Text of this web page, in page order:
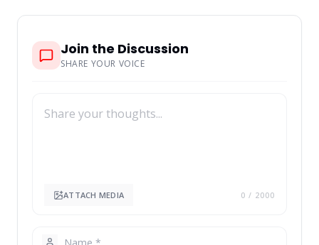
Join the Discussion
SHARE YOUR VOICE
ATTACH MEDIA 0 / 2000